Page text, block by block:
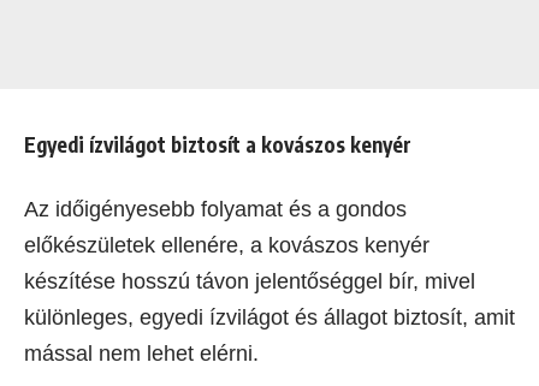
Egyedi ízvilágot biztosít a kovászos kenyér
Az időigényesebb folyamat és a gondos
előkészületek ellenére, a kovászos kenyér
készítése hosszú távon jelentőséggel bír, mivel
különleges, egyedi ízvilágot és állagot biztosít, amit
mással nem lehet elérni.